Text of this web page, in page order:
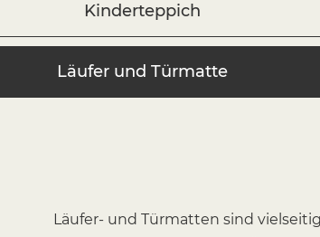
Kinderteppich
Läufer und Türmatte
Läufer- und Türmatten sind